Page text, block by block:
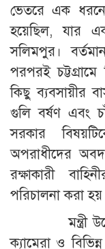
ভেতরে এক ধরনের
হয়েছিল, যার
সলিমপুর।
পরপরই চট্টগ্রামে
কিছু ব্যবসায়ীর
গুলি বর্ষণ এবং
সরকার
অপরাধীদের
রক্ষাকারী
পরিচালনা করা
মন্ত্রী উল্লেখ
ক্যামেরা ও